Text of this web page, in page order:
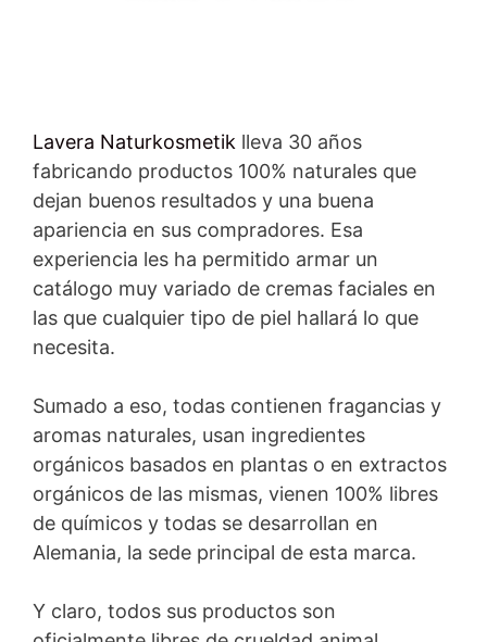
Lavera Naturkosmetik lleva 30 años
fabricando productos 100% naturales que
dejan buenos resultados y una buena
apariencia en sus compradores. Esa
experiencia les ha permitido armar un
catálogo muy variado de cremas faciales en
las que cualquier tipo de piel hallará lo que
necesita.
Sumado a eso, todas contienen fragancias y
aromas naturales, usan ingredientes
orgánicos basados en plantas o en extractos
orgánicos de las mismas, vienen 100% libres
de químicos y todas se desarrollan en
Alemania, la sede principal de esta marca.
Y claro, todos sus productos son